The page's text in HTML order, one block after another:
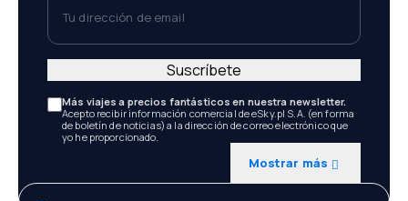
Más viajes a precios fantásticos en nuestra newsletter.
Acepto recibir información comercial de eSky.pl S.A. (en forma
de boletín de noticias) a la dirección de correo electrónico que
yo he proporcionado.
Mostrar más
Suscríbete